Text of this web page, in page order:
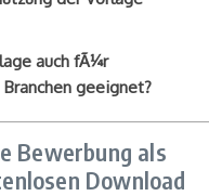
auch fÃ¼r
geeignet?
Bewerbung als
Download